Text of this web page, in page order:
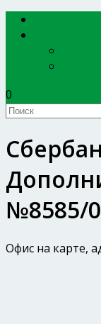
0
№8585/
Офис на карте,